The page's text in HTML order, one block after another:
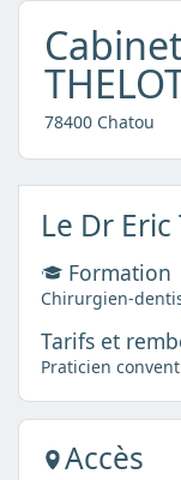
78400 Chatou
Le Dr Eric
Formation
Chirurgien-
Tarifs et
Praticien
Accès